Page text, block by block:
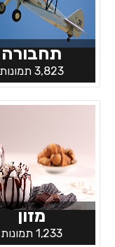
תחבורה
3,823 תמונות
מזון
1,233 תמונות